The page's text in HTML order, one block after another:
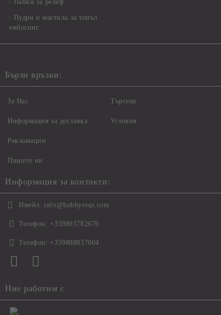
Папки за релеф
Пудри и мастила за топъл
ембосинг
Бързи връзки:
За Нас
Информация за доставка
Рекламации
Пишете ни
Търсене
Условия
Информация за контакти:
Имейл: info@hobbysvqt.com
Телефон: +359893782676
Телефон: +359888837004
Ние работим с